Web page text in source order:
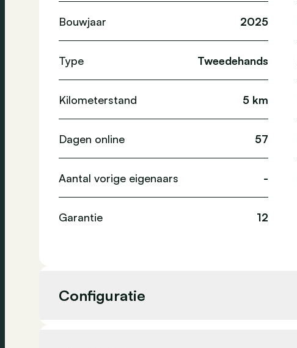
Bouwjaar 2025
Type Tweedehands
Kilometerstand 5 km
Dagen online 57
Aantal vorige eigenaars -
Garantie 12
Configuratie